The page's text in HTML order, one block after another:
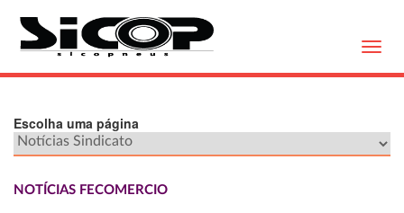
Escolha uma página
NOTÍCIAS FECOMERCIO